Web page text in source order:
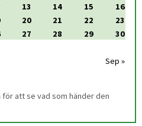
13 14 15
16
20 21 22
23
27 28 29
30
Sep »
för att se vad som händer den